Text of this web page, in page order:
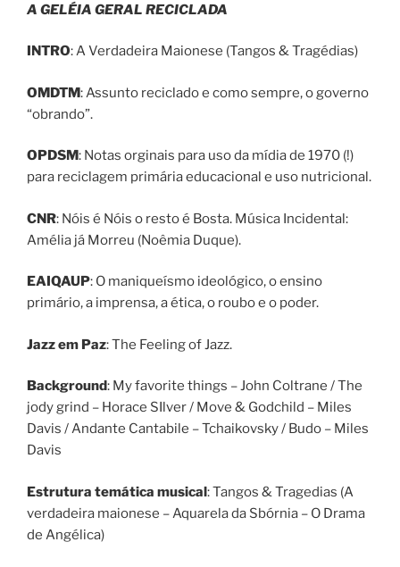
A GELÉIA GERAL RECICLADA
INTRO: A Verdadeira Maionese (Tangos & Tragédias)
OMDTM: Assunto reciclado e como sempre, o governo
“obrando”.
OPDSM: Notas orginais para uso da mídia de 1970 (!)
para reciclagem primária educacional e uso nutricional.
CNR: Nóis é Nóis o resto é Bosta. Música Incidental:
Amélia já Morreu (Noêmia Duque).
EAIQAUP: O maniqueísmo ideológico, o ensino
primário, a imprensa, a ética, o roubo e o poder.
Jazz em Paz: The Feeling of Jazz.
Background: My favorite things – John Coltrane / The
jody grind – Horace SIlver / Move & Godchild – Miles
Davis / Andante Cantabile – Tchaikovsky / Budo – Miles
Davis
Estrutura temática musical: Tangos & Tragedias (A
verdadeira maionese – Aquarela da Sbórnia – O Drama
de Angélica)